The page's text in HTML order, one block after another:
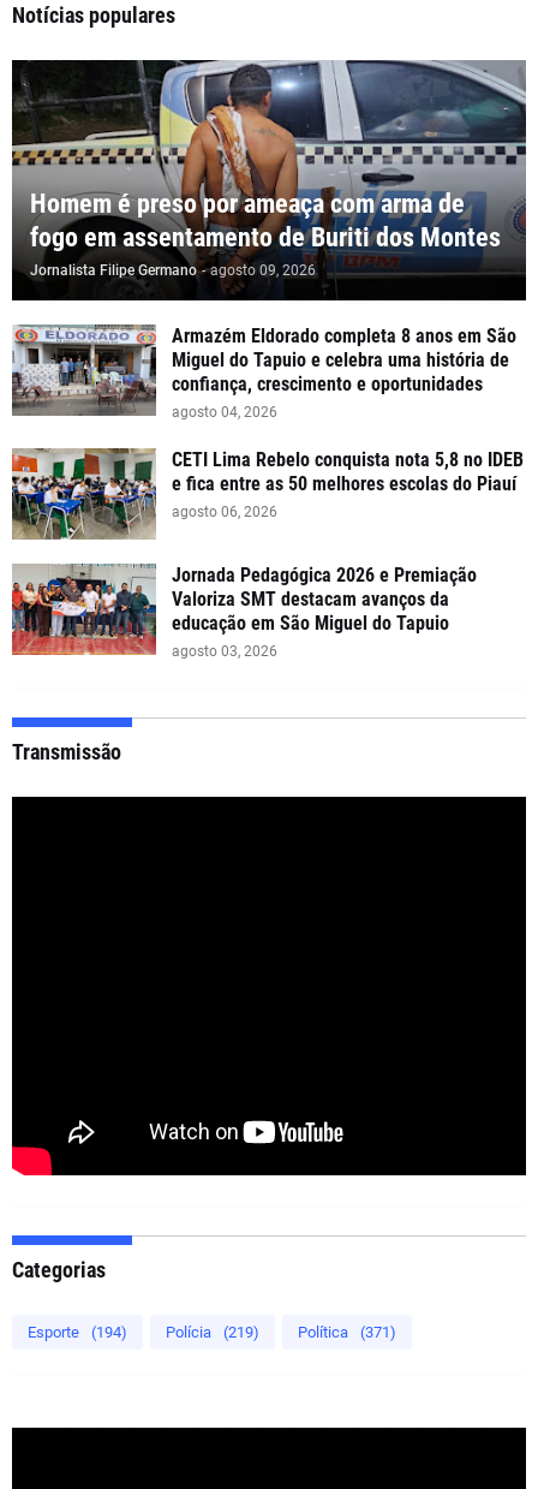
Notícias populares
Homem é preso por ameaça com arma de
fogo em assentamento de Buriti dos Montes
Jornalista Filipe Germano - agosto 09, 2026
Armazém Eldorado completa 8 anos em São
Miguel do Tapuio e celebra uma história de
confiança, crescimento e oportunidades
agosto 04, 2026
CETI Lima Rebelo conquista nota 5,8 no IDEB
e fica entre as 50 melhores escolas do Piauí
agosto 06, 2026
Jornada Pedagógica 2026 e Premiação
Valoriza SMT destacam avanços da
educação em São Miguel do Tapuio
agosto 03, 2026
Transmissão
Categorias
Esporte (194) Polícia (219) Política (371)